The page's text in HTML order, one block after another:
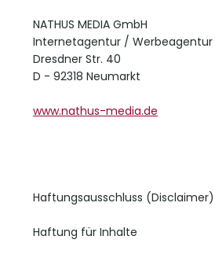
NATHUS MEDIA GmbH
Internetagentur / Werbeagentur
Dresdner Str. 40
D - 92318 Neumarkt
www.nathus-media.de
Haftungsausschluss (Disclaimer)
Haftung für Inhalte